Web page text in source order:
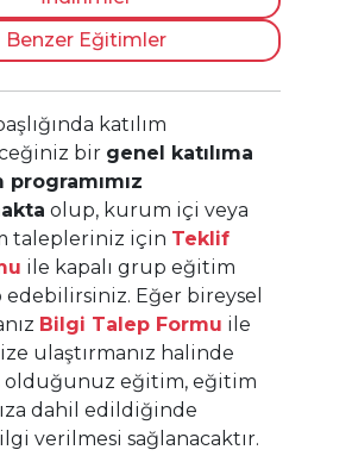
yöneticiler, danışmanlar, denetçi
kariyer yapmak isteyenler,
kurulan BGYS ve SOME
için herhangi bir ön şart
Dileyen herkes eğitimimize katılım
çıktı?
ve temel bileşenleri anlamak
temelinde protokoller, terimler ve
için CIA (gizlilik, bütünlük,
Benzer Eğitimler
katılım
bir genel katılıma
programımız
olup, kurum içi veya
talepleriniz için Teklif
ile kapalı grup eğitim
Eğer bireysel
Bilgi Talep Formu ile
ulaştırmanız halinde
olduğunuz eğitim, eğitim
dahil edildiğinde
verilmesi sağlanacaktır.